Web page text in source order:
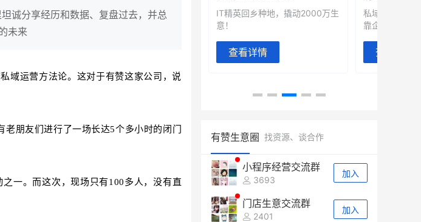
诚分享经历和数据、复盘过去，并总
未来
域运营方法论。这对于有赞这家公司，说
朋友们进行了一场长达5个多小时的闭门
一。而这次，现场只有100多人，没有直
有货源没流量？母婴馆如何破局
，转战私
这家女装连锁如何借有赞破局新
IT精英回乡种地，撬动2000万生
意！
查看详情
私域样本打法
靠企业微信实
查看详情
有赞生意圈 找资源、谈合作
小程序经营交流群
3693
加入
门店生意交流群
2401
加入